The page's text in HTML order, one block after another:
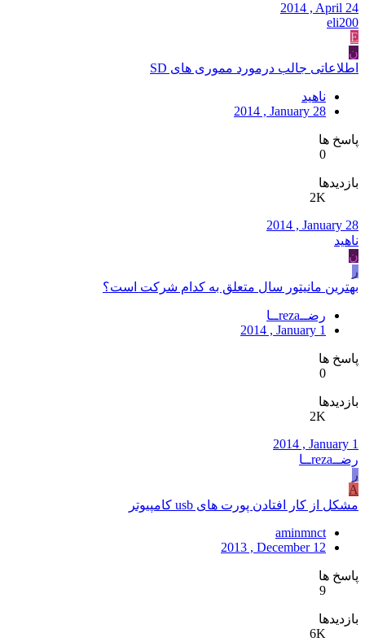
2014 , April 24
eli200
E
ن
اطلاعاتی جالب درمورد مموری های SD
ناهید
2014 , January 28
پاسخ ها
0
بازدیدها
2K
2014 , January 28
ناهید
ن
ر
بهترین مانیتور سال متعلق به کدام شرکت است؟
رضــrezaــا
2014 , January 1
پاسخ ها
0
بازدیدها
2K
2014 , January 1
رضــrezaــا
ر
A
مشکل از کار افتادن پورت های usb کامپیوتر
aminmnct
2013 , December 12
پاسخ ها
9
بازدیدها
6K